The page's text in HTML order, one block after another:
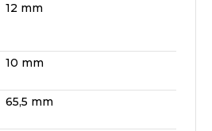
12 mm
10 mm
65,5 mm